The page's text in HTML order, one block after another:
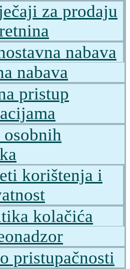
za prodaju
nabava
nabava
pristup
korištenja i
kolačića
pristupačnosti